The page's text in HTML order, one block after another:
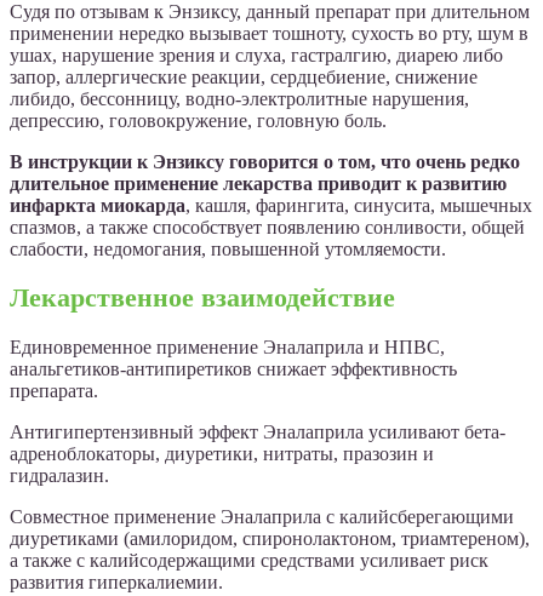
Судя по отзывам к Энзиксу, данный препарат при длительном
применении нередко вызывает тошноту, сухость во рту, шум в
ушах, нарушение зрения и слуха, гастралгию, диарею либо
запор, аллергические реакции, сердцебиение, снижение
либидо, бессонницу, водно-электролитные нарушения,
депрессию, головокружение, головную боль.
В инструкции к Энзиксу говорится о том, что очень редко
длительное применение лекарства приводит к развитию
инфаркта миокарда, кашля, фарингита, синусита, мышечных
спазмов, а также способствует появлению сонливости, общей
слабости, недомогания, повышенной утомляемости.
Лекарственное взаимодействие
Единовременное применение Эналаприла и НПВС,
анальгетиков-антипиретиков снижает эффективность
препарата.
Антигипертензивный эффект Эналаприла усиливают бета-
адреноблокаторы, диуретики, нитраты, празозин и
гидралазин.
Совместное применение Эналаприла с калийсберегающими
диуретиками (амилоридом, спиронолактоном, триамтереном),
а также с калийсодержащими средствами усиливает риск
развития гиперкалиемии.